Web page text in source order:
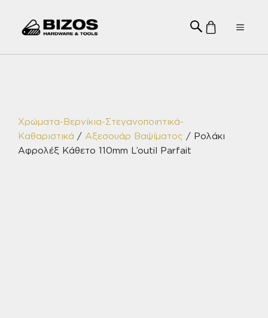
Menu
Χρώματα-Βερνίκια-Στεγανοποιητικά-
Καθαριστικά / Αξεσουάρ Βαψίματος / Ρολάκι
Αφρολέξ Κάθετο 110mm L’outil Parfait